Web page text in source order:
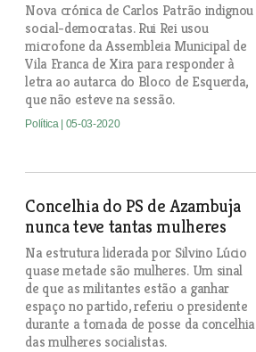
Nova crónica de Carlos Patrão indignou
social-democratas. Rui Rei usou
microfone da Assembleia Municipal de
Vila Franca de Xira para responder à
letra ao autarca do Bloco de Esquerda,
que não esteve na sessão.
Política | 05-03-2020
Concelhia do PS de Azambuja
nunca teve tantas mulheres
Na estrutura liderada por Silvino Lúcio
quase metade são mulheres. Um sinal
de que as militantes estão a ganhar
espaço no partido, referiu o presidente
durante a tomada de posse da concelhia
das mulheres socialistas.